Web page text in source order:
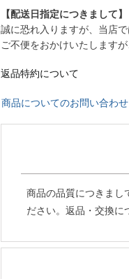
【配送日指定につきまして】
誠に恐れ入りますが、当店
ご不便をおかけいたします
返品特約について
商品についてのお問い合わせ
商品の品質につきまし
ださい。返品・交換に